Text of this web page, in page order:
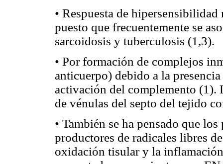
• Respuesta de
puesto que frecuentemente se
sarcoidosis y tuberculosis (1,3).
• Por formación de complejos
anticuerpo) debido a la
activación del complemento (1).
de vénulas del septo del tejido
• También se ha pensado que
productores de radicales libres
oxidación tisular y la